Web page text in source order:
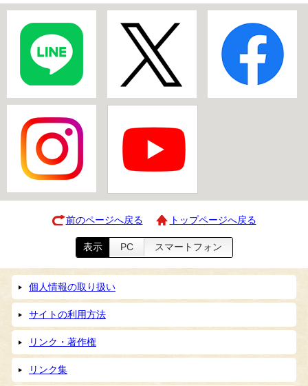
前のページへ戻る トップページへ戻る
表示 PC スマートフォン
個人情報の取り扱い
サイトの利用方法
リンク・著作権
リンク集